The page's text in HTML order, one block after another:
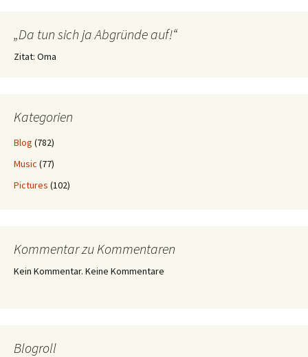
„Da tun sich ja Abgründe auf!“
Zitat: Oma
Kategorien
Blog (782)
Music (77)
Pictures (102)
Kommentar zu Kommentaren
Kein Kommentar. Keine Kommentare
Blogroll